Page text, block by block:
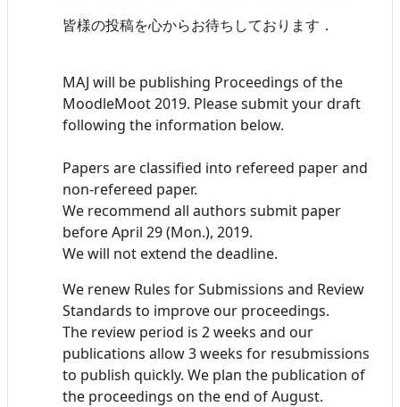
皆様の投稿を心からお待ちしております．
MAJ will be publishing Proceedings of the
MoodleMoot 2019. Please submit your draft
following the information below.
Papers are classified into refereed paper and
non-refereed paper.
We recommend all authors submit paper
before April 29 (Mon.), 2019.
We will not extend the deadline.
We renew Rules for Submissions and Review
Standards to improve our proceedings.
The review period is 2 weeks and our
publications allow 3 weeks for resubmissions
to publish quickly. We plan the publication of
the proceedings on the end of August.